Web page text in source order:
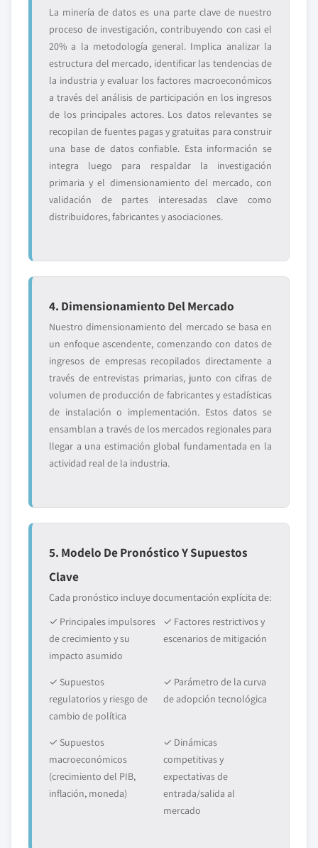
La minería de datos es una parte clave de nuestro
proceso de investigación, contribuyendo con casi el
20% a la metodología general. Implica analizar la
estructura del mercado, identificar las tendencias de
la industria y evaluar los factores macroeconómicos
a través del análisis de participación en los ingresos
de los principales actores. Los datos relevantes se
recopilan de fuentes pagas y gratuitas para construir
una base de datos confiable. Esta información se
integra luego para respaldar la investigación
primaria y el dimensionamiento del mercado, con
validación de partes interesadas clave como
distribuidores, fabricantes y asociaciones.
4. Dimensionamiento Del Mercado
Nuestro dimensionamiento del mercado se basa en
un enfoque ascendente, comenzando con datos de
ingresos de empresas recopilados directamente a
través de entrevistas primarias, junto con cifras de
volumen de producción de fabricantes y estadísticas
de instalación o implementación. Estos datos se
ensamblan a través de los mercados regionales para
llegar a una estimación global fundamentada en la
actividad real de la industria.
5. Modelo De Pronóstico Y Supuestos
Clave
Cada pronóstico incluye documentación explícita de:
✓ Principales impulsores
de crecimiento y su
impacto asumido
✓ Factores restrictivos y
escenarios de mitigación
✓ Supuestos
regulatorios y riesgo de
cambio de política
✓ Parámetro de la curva
de adopción tecnológica
✓ Supuestos
macroeconómicos
(crecimiento del PIB,
inflación, moneda)
✓ Dinámicas
competitivas y
expectativas de
entrada/salida al
mercado